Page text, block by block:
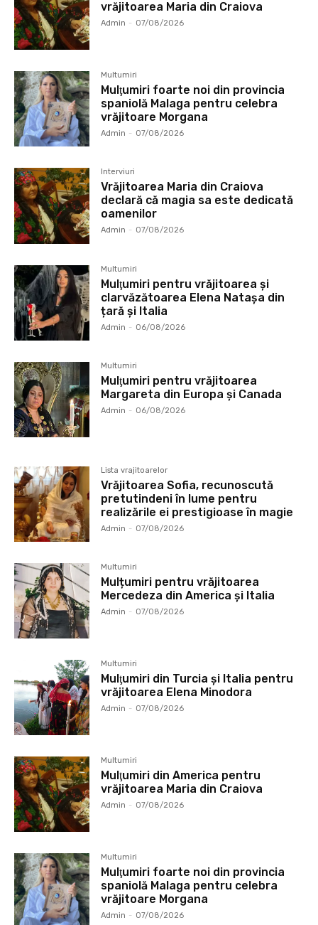
vrăjitoarea Maria din Craiova
Admin - 07/08/2026
Multumiri
Mulţumiri foarte noi din provincia
spaniolă Malaga pentru celebra
vrăjitoare Morgana
Admin - 07/08/2026
Interviuri
Vrăjitoarea Maria din Craiova
declară că magia sa este dedicată
oamenilor
Admin - 07/08/2026
Multumiri
Mulţumiri pentru vrăjitoarea și
clarvăzătoarea Elena Natașa din
țară și Italia
Admin - 06/08/2026
Multumiri
Mulţumiri pentru vrăjitoarea
Margareta din Europa și Canada
Admin - 06/08/2026
Lista vrajitoarelor
Vrăjitoarea Sofia, recunoscută
pretutindeni în lume pentru
realizările ei prestigioase în magie
Admin - 07/08/2026
Multumiri
Mulțumiri pentru vrăjitoarea
Mercedeza din America și Italia
Admin - 07/08/2026
Multumiri
Mulţumiri din Turcia și Italia pentru
vrăjitoarea Elena Minodora
Admin - 07/08/2026
Multumiri
Mulţumiri din America pentru
vrăjitoarea Maria din Craiova
Admin - 07/08/2026
Multumiri
Mulţumiri foarte noi din provincia
spaniolă Malaga pentru celebra
vrăjitoare Morgana
Admin - 07/08/2026